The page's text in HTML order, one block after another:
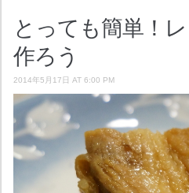
とっても簡単！
作ろう
2014年5月17日 AT 6:00 PM